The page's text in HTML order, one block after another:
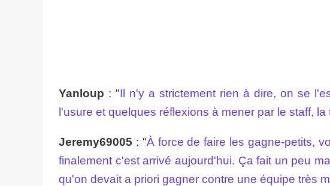
Yanloup : "Il n'y a strictement rien à dire, on se
l'usure et quelques réflexions à mener par le staff,
Jeremy69005 : "À force de faire les gagne-petits,
finalement c'est arrivé aujourd'hui. Ça fait un peu
qu'on devait a priori gagner contre une équipe très